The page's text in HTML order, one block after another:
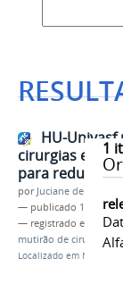
1
HU-
cirurgias e
para reduzir
por Juciane de Jesus
— publicado 11/03/
— registrado em:
mutirão de cirurgias
Localizado em Notícias